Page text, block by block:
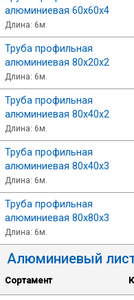
алюминиевая 60х60х4
Длина: 6м.
Труба профильная
алюминиевая 80х20х2
Длина: 6м.
Труба профильная
алюминиевая 80х40х2
Длина: 6м.
Труба профильная
алюминиевая 80х40х3
Длина: 6м.
Труба профильная
алюминиевая 80х80х3
Длина: 6м.
Алюминиевый
Сортамент